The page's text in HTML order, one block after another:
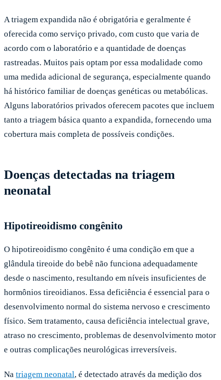
A triagem expandida não é obrigatória e geralmente é
oferecida como serviço privado, com custo que varia de
acordo com o laboratório e a quantidade de doenças
rastreadas. Muitos pais optam por essa modalidade como
uma medida adicional de segurança, especialmente quando
há histórico familiar de doenças genéticas ou metabólicas.
Alguns laboratórios privados oferecem pacotes que incluem
tanto a triagem básica quanto a expandida, fornecendo uma
cobertura mais completa de possíveis condições.
Doenças detectadas na triagem
neonatal
Hipotireoidismo congênito
O hipotireoidismo congênito é uma condição em que a
glândula tireoide do bebê não funciona adequadamente
desde o nascimento, resultando em níveis insuficientes de
hormônios tireoidianos. Essa deficiência é essencial para o
desenvolvimento normal do sistema nervoso e crescimento
físico. Sem tratamento, causa deficiência intelectual grave,
atraso no crescimento, problemas de desenvolvimento motor
e outras complicações neurológicas irreversíveis.
Na triagem neonatal, é detectado através da medição dos